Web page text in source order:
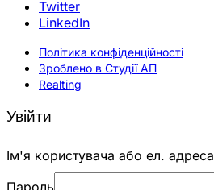
Twitter
LinkedIn
Політика конфіденційності
Зроблено в Студії АП
Realting
Увійти
Ім'я користувача або ел. адреса